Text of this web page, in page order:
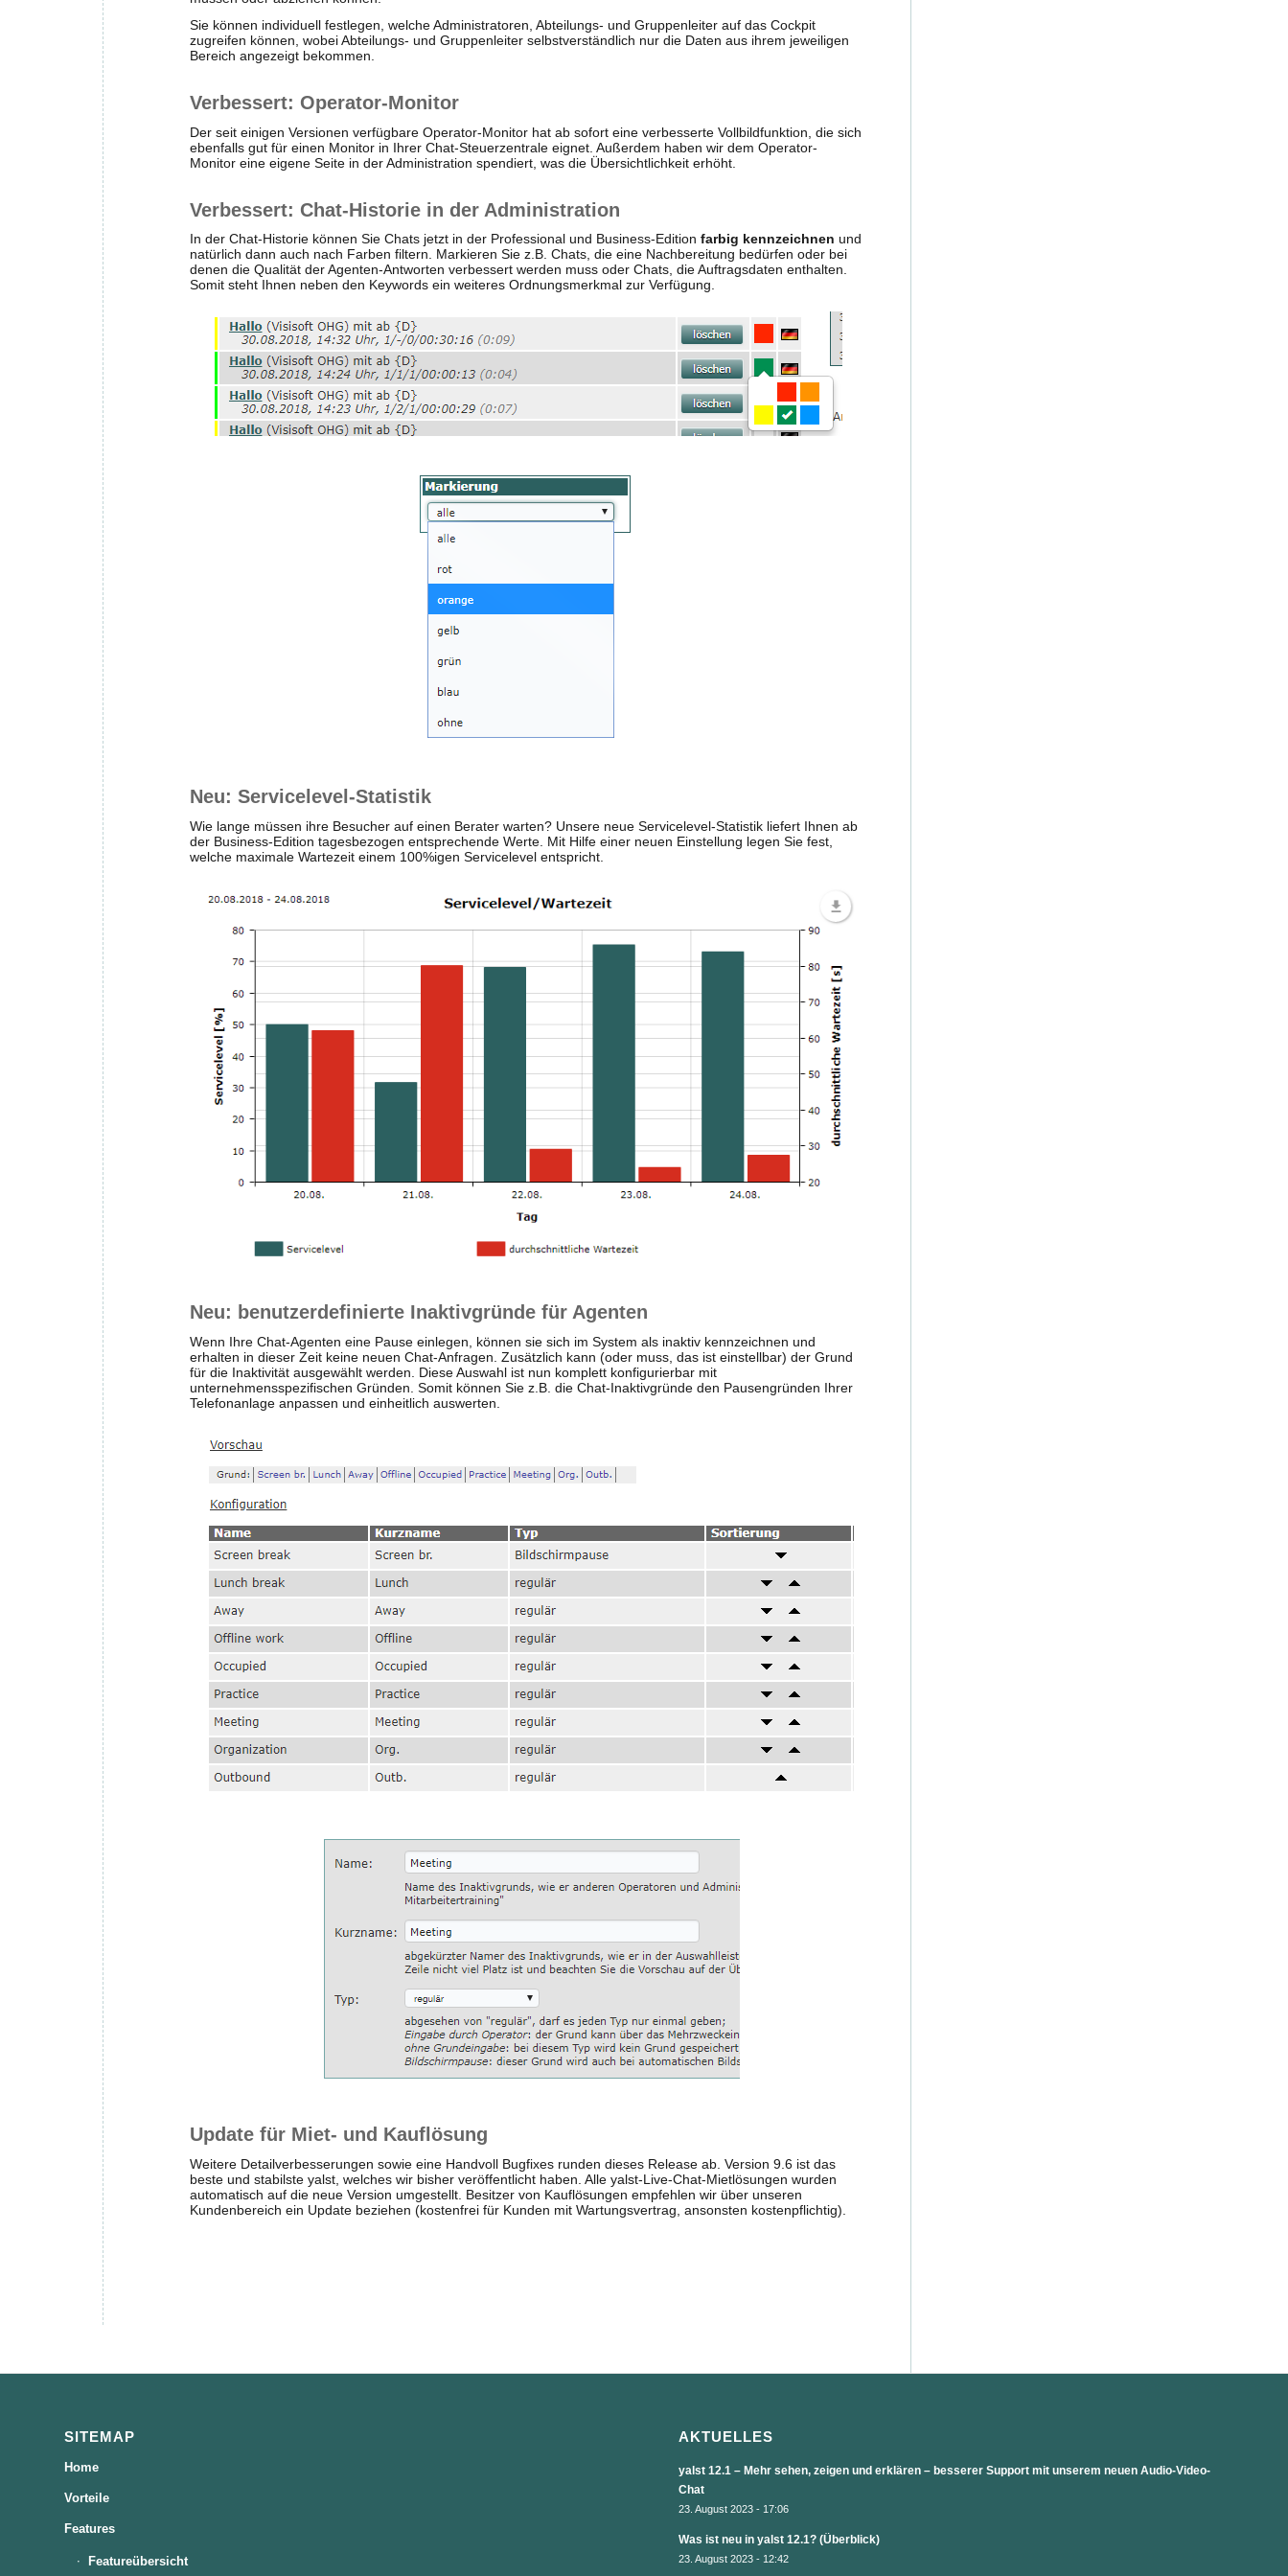
Sie können individuell festlegen, welche Administratoren, Abteilungs- und Gruppenleiter auf das Cockpit
zugreifen können, wobei Abteilungs- und Gruppenleiter selbstverständlich nur die Daten aus ihrem jeweiligen
Bereich angezeigt bekommen.
Verbessert: Operator-Monitor
Der seit einigen Versionen verfügbare Operator-Monitor hat ab sofort eine verbesserte Vollbildfunktion, die sich
ebenfalls gut für einen Monitor in Ihrer Chat-Steuerzentrale eignet. Außerdem haben wir dem Operator-
Monitor eine eigene Seite in der Administration spendiert, was die Übersichtlichkeit erhöht.
Verbessert: Chat-Historie in der Administration
In der Chat-Historie können Sie Chats jetzt in der Professional und Business-Edition farbig kennzeichnen und
natürlich dann auch nach Farben filtern. Markieren Sie z.B. Chats, die eine Nachbereitung bedürfen oder bei
denen die Qualität der Agenten-Antworten verbessert werden muss oder Chats, die Auftragsdaten enthalten.
Somit steht Ihnen neben den Keywords ein weiteres Ordnungsmerkmal zur Verfügung.
Neu: Servicelevel-Statistik
Wie lange müssen ihre Besucher auf einen Berater warten? Unsere neue Servicelevel-Statistik liefert Ihnen ab
der Business-Edition tagesbezogen entsprechende Werte. Mit Hilfe einer neuen Einstellung legen Sie fest,
welche maximale Wartezeit einem 100%igen Servicelevel entspricht.
Neu: benutzerdefinierte Inaktivgründe für Agenten
Wenn Ihre Chat-Agenten eine Pause einlegen, können sie sich im System als inaktiv kennzeichnen und
erhalten in dieser Zeit keine neuen Chat-Anfragen. Zusätzlich kann (oder muss, das ist einstellbar) der Grund
für die Inaktivität ausgewählt werden. Diese Auswahl ist nun komplett konfigurierbar mit
unternehmensspezifischen Gründen. Somit können Sie z.B. die Chat-Inaktivgründe den Pausengründen Ihrer
Telefonanlage anpassen und einheitlich auswerten.
Update für Miet- und Kauflösung
Weitere Detailverbesserungen sowie eine Handvoll Bugfixes runden dieses Release ab. Version 9.6 ist das
beste und stabilste yalst, welches wir bisher veröffentlicht haben. Alle yalst-Live-Chat-Mietlösungen wurden
automatisch auf die neue Version umgestellt. Besitzer von Kauflösungen empfehlen wir über unseren
Kundenbereich ein Update beziehen (kostenfrei für Kunden mit Wartungsvertrag, ansonsten kostenpflichtig).
SITEMAP
Home
Vorteile
Features
Featureübersicht
AKTUELLES
yalst 12.1 – Mehr sehen, zeigen und erklären – besserer Support mit unserem neuen Audio-Video-
Chat
23. August 2023 - 17:06
Was ist neu in yalst 12.1? (Überblick)
23. August 2023 - 12:42